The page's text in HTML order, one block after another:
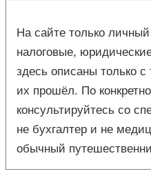
На сайте только
налоговые,
здесь описаны только с
их прошёл. По
консультируйтесь со
не бухгалтер и не
обычный